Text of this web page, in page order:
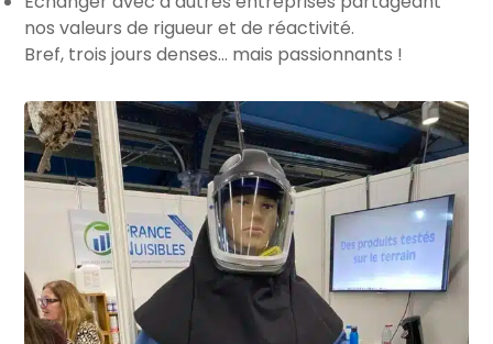
nos valeurs de rigueur et de réactivité.
Bref, trois jours denses… mais passionnants !